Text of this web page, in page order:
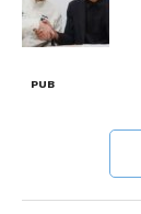
PUB